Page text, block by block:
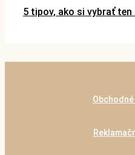
5 tipov, ako si vybrať